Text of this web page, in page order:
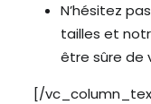
N’hésitez
tailles et
être sûre de
[/